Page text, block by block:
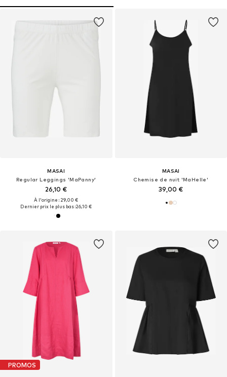
MASAI
Regular Leggings 'MaPanny'
26,10 €
À l'origine : 29,00 €
Dernier prix le plus bas :26,10 €
MASAI
Chemise de nuit 'MaHelle'
39,00 €
PROMOS